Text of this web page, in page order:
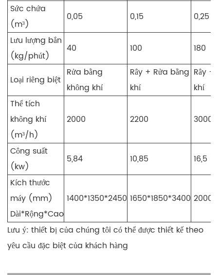
Sức chứa
(m³)
0,05 0,15
0,25
Lưu lượng bắn
(kg/phút)
40 100 180
Loại riêng biệt
Rửa bằng
không khí
Rây + Rửa bằng
khí
Rây
khí
Thể tích
không khí
(m³/h)
2000 2200 3000
Công suất
(kw)
5,84 10,85
16,5
Kích thước
máy (mm)
Dài*Rộng*Cao
1400*1350*2450 1650*1850*3400
Lưu ý: thiết bị của chúng tôi có thể được thiết kế theo
yêu cầu đặc biệt của khách hàng